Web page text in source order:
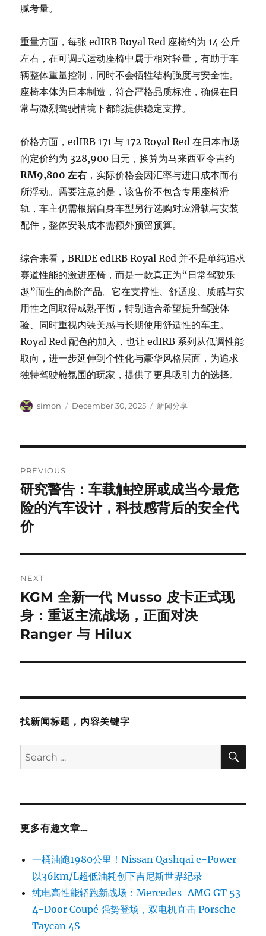
腻考量。
重量方面，每张 edIRB Royal Red 座椅约为 14 公斤
左右，在可调式运动座椅中属于相对轻量，有助于车
辆整体重量控制，同时不会牺牲结构强度与安全性。
座椅本体为日本制造，符合严格品质标准，确保在日
常与激烈驾驶情境下都能提供稳定支撑。
价格方面，edIRB 171 与 172 Royal Red 在日本市场
的定价约为 328,900 日元，换算为马来西亚令吉约
RM9,800 左右 ，实际价格会因汇率与进口成本而有
所浮动。需要注意的是，该售价不包含专用座椅滑
轨，车主仍需根据自身车型另行选购对应滑轨与安装
配件，整体安装成本需额外预留预算。
综合来看，BRIDE edIRB Royal Red 并不是单纯追求
赛道性能的激进座椅，而是一款真正为“日常驾驶乐
趣”而生的高阶产品。它在支撑性、舒适度、质感与实
用性之间取得成熟平衡，特别适合希望提升驾驶体
验、同时重视内装美感与长期使用舒适性的车主。
Royal Red 配色的加入，也让 edIRB 系列从低调性能
取向，进一步延伸到个性化与豪华风格层面，为追求
独特驾驶舱氛围的玩家，提供了更具吸引力的选择。
Author
simon
Posted
December 30, 2025 Categories
新闻分享
navigation
PREVIOUS
Previous
post:
研究警告：车载触控屏或成当今最危
险的汽车设计，科技感背后的安全代
价
NEXT
Next
post:
KGM 全新一代 Musso 皮卡正式现
身：重返主流战场，正面对决
Ranger 与 Hilux
找新闻标题，内容关键字
Search
for:
更多有趣文章…
一桶油跑1980公里！Nissan Qashqai e-Power
以36km/L超低油耗创下吉尼斯世界纪录
纯电高性能轿跑新战场：Mercedes-AMG GT 53
4-Door Coupé 强势登场，双电机直击 Porsche
Taycan 4S